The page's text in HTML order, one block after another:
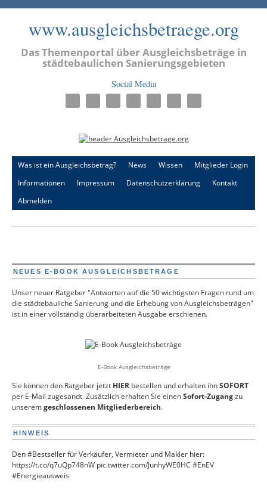
www.ausgleichsbetraege.org
Das Themenportal über Ausgleichsbeträge in
städtebaulichen Sanierungsgebieten
Social Media
Was ist ein Ausgleichsbetrag? News Wissen
Mitglieder Login
Informationen
Impressum Datenschutzerklärung
Kontakt
Abmelden
NEUES E-BOOK AUSGLEICHSBETRÄGE
Unser neuer Ratgeber "Antworten auf die 50 wichtigsten Fragen rund um
die städtebauliche Sanierung und die Erhebung von Ausgleichsbeträgen"
ist in einer vollständig überarbeiteten Ausgabe erschienen.
E-Book Ausgleichsbeträge
Sie können den Ratgeber jetzt HIER bestellen und erhalten ihnSOFORT
per E-Mail zugesandt. Zusätzlich erhalten Sie einenSofort-Zugangzu
unseremgeschlossenen Mitgliederbereich.
HINWEIS
Den#Bestsellerfür Verkäufer, Vermieter und Makler hier:
https://t.co/q7uQp748nW pic.twitter.com/JunhyWE0HC #EnEV
#Energieausweis